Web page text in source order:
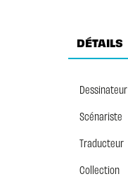
DÉTAILS
Dessinateur
Scénariste
Traducteur
Collection